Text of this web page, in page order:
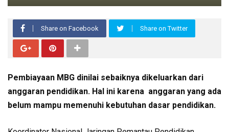
Share on Facebook Share on Twitter
Pembiayaan MBG dinilai sebaiknya dikeluarkan dari
anggaran pendidikan. Hal ini karena anggaran yang ada
belum mampu memenuhi kebutuhan dasar pendidikan.